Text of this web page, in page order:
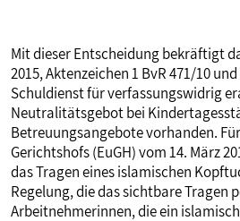
Mit dieser Entscheidung bekräftigt
2015, Aktenzeichen 1 BvR 471/10
Schuldienst für verfassungswidrig
Neutralitätsgebot bei
Betreuungsangebote vorhanden.
Gerichtshofs (EuGH) vom 14. März
das Tragen eines islamischen
Regelung, die das sichtbare
Arbeitnehmerinnen, die ein